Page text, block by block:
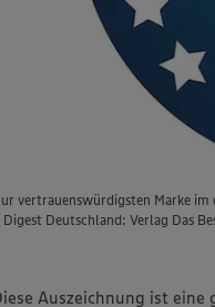
vertrauenswürdigsten Marke im
Deutschland: Verlag Das
Auszeichnung ist